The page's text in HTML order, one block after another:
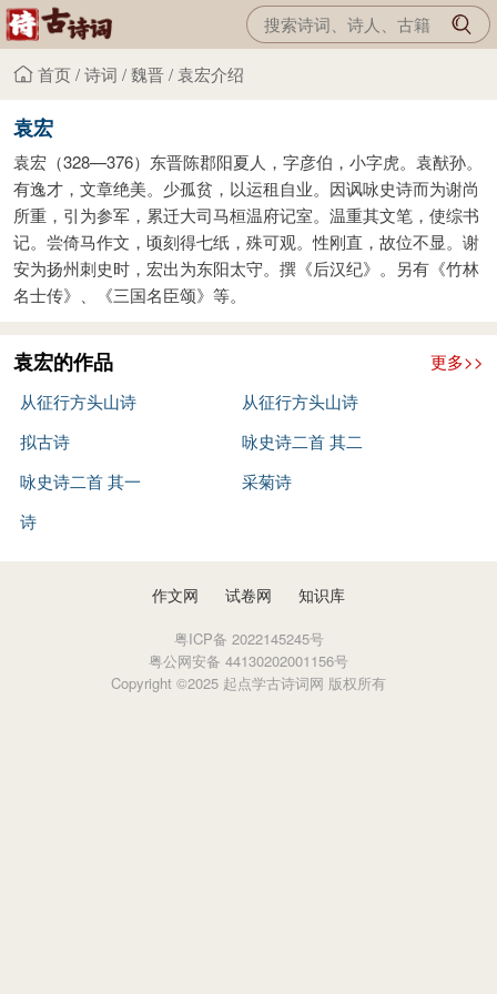
首页/诗词 /魏晋/ 袁宏介绍
袁宏
袁宏（328—376）东晋陈郡阳夏人，字彦伯，小字虎。袁猷孙。
有逸才，文章绝美。少孤贫，以运租自业。因讽咏史诗而为谢尚
所重，引为参军，累迁大司马桓温府记室。温重其文笔，使综书
记。尝倚马作文，顷刻得七纸，殊可观。性刚直，故位不显。谢
安为扬州刺史时，宏出为东阳太守。撰《后汉纪》。另有《竹林
名士传》、《三国名臣颂》等。
袁宏的作品
更多>>
从征行方头山诗
从征行方头山诗
拟古诗
咏史诗二首 其二
咏史诗二首 其一
采菊诗
诗
作文网 试卷网 知识库
粤ICP备 2022145245号
粤公网安备 44130202001156号
Copyright ©2025 起点学古诗词网 版权所有